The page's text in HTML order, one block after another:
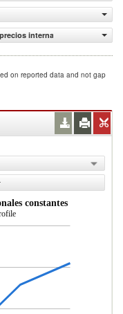
internacionales
on reported data and not gap
constantes de 2011)